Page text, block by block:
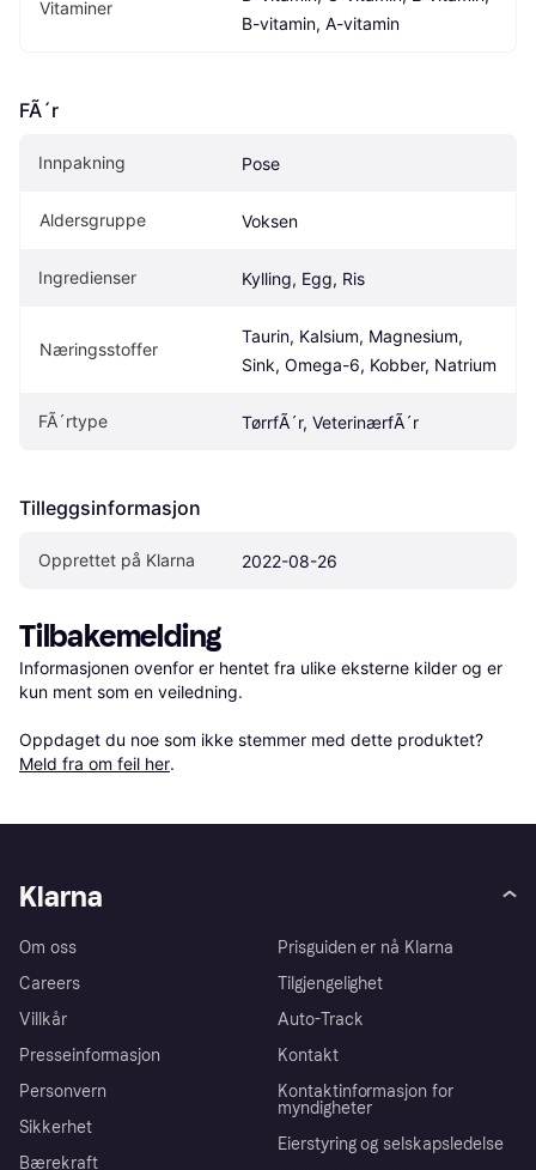
Vitaminer
B-vitamin, A-vitamin
FÃ´r
Innpakning Pose
Aldersgruppe Voksen
Ingredienser Kylling, Egg, Ris
Næringsstoffer
Taurin, Kalsium, Magnesium,
Sink, Omega-6, Kobber, Natrium
FÃ´rtype TørrfÃ´r, VeterinærfÃ´r
Tilleggsinformasjon
Opprettet på Klarna 2022-08-26
Tilbakemelding
Informasjonen ovenfor er hentet fra ulike eksterne kilder og er
kun ment som en veiledning.
Oppdaget du noe som ikke stemmer med dette produktet?
Meld fra om feil her.
Klarna
Om oss
Careers
Villkår
Presseinformasjon
Personvern
Sikkerhet
Bærekraft
Prisguiden er nå Klarna
Tilgjengelighet
Auto-Track
Kontakt
Kontaktinformasjon for
myndigheter
Eierstyring og selskapsledelse